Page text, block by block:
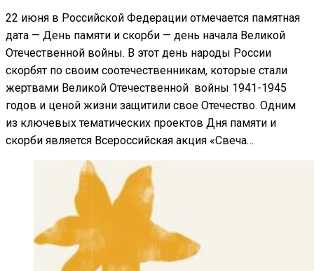
22 июня в Российской Федерации отмечается памятная
дата — День памяти и скорби — день начала Великой
Отечественной войны. В этот день народы России
скорбят по своим соотечественникам, которые стали
жертвами Великой Отечественной войны 1941-1945
годов и ценой жизни защитили свое Отечество. Одним
из ключевых тематических проектов Дня памяти и
скорби является Всероссийская акция «Свеча…